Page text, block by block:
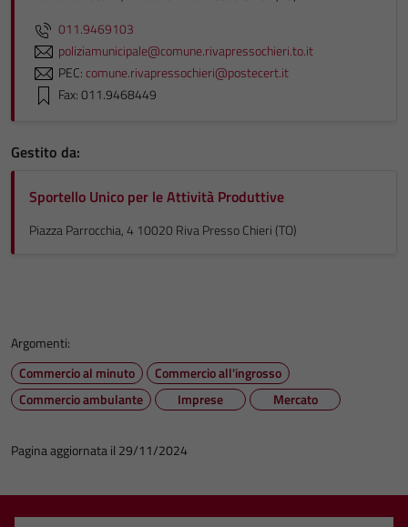
011.9469103
poliziamunicipale@comune.rivapressochieri.to.it
PEC:comune.rivapressochieri@postecert.it
Fax: 011.9468449
Gestito da:
Sportello Unico per le Attività Produttive
Piazza Parrocchia, 4 10020 Riva Presso Chieri (TO)
Argomenti:
Commercio al minuto
Commercio all'ingrosso
Commercio ambulante
Imprese Mercato
Pagina aggiornata il 29/11/2024